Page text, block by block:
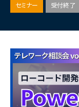
セミナー 受付終了